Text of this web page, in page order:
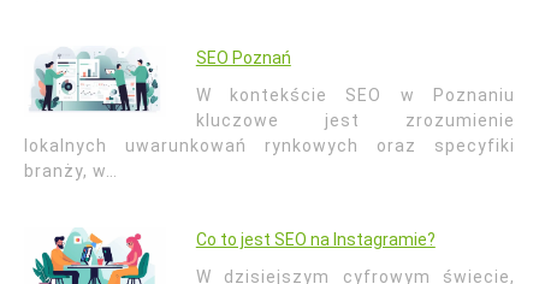
SEO Poznań
W kontekście SEO w Poznaniu
kluczowe jest zrozumienie
lokalnych uwarunkowań rynkowych oraz specyfiki
branży, w…
Co to jest SEO na Instagramie?
W dzisiejszym cyfrowym świecie,